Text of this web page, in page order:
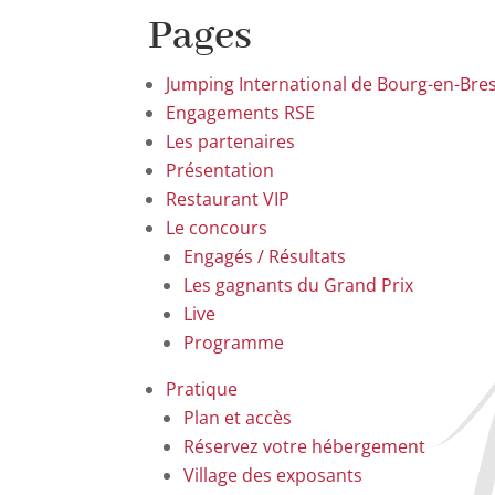
Pages
Jumping International de Bourg-en-
Engagements RSE
Les partenaires
Présentation
Restaurant VIP
Le concours
Engagés / Résultats
Les gagnants du Grand Prix
Live
Programme
Pratique
Plan et accès
Réservez votre hébergement
Village des exposants